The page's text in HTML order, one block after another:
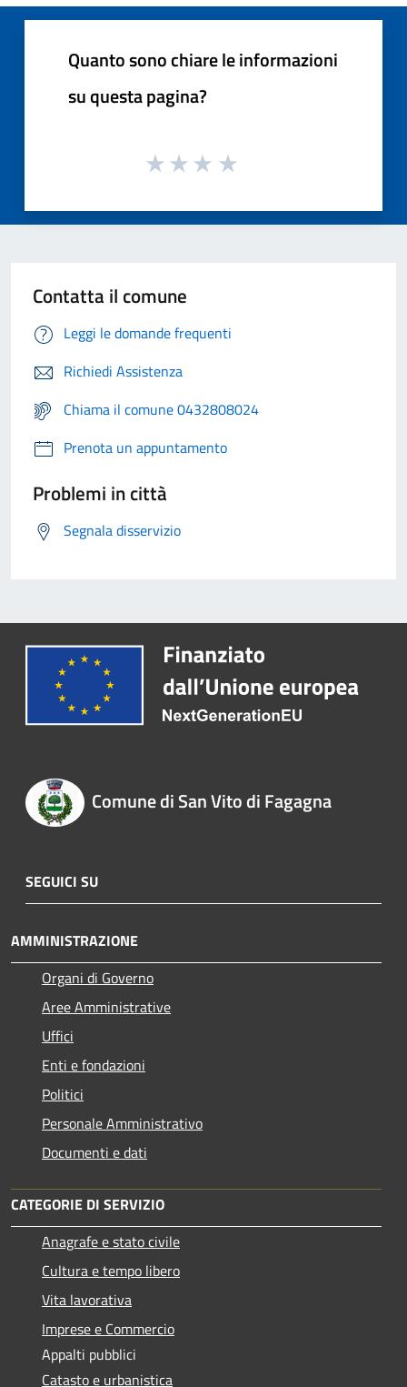
Quanto sono chiare le informazioni
su questa pagina?
Contatta il comune
Leggi le domande frequenti
Richiedi Assistenza
Chiama il comune 0432808024
Prenota un appuntamento
Problemi in città
Segnala disservizio
Comune di San Vito di Fagagna
SEGUICI SU
AMMINISTRAZIONE
Organi di Governo
Aree Amministrative
Uffici
Enti e fondazioni
Politici
Personale Amministrativo
Documenti e dati
CATEGORIE DI SERVIZIO
Anagrafe e stato civile
Cultura e tempo libero
Vita lavorativa
Imprese e Commercio
Appalti pubblici
Catasto e urbanistica